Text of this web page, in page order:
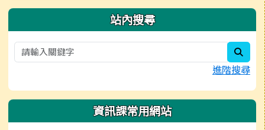
站內搜尋
進階搜尋
資訊課常用網站